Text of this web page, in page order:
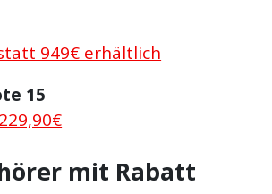
949€ erhältlich
15
mit Rabatt